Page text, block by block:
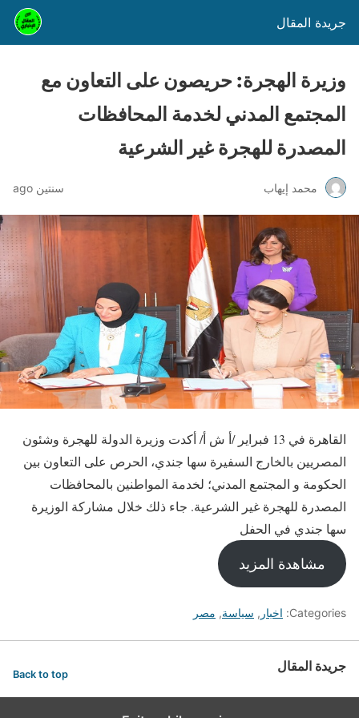
جريدة المقال
وزيرة الهجرة: حريصون على التعاون مع
المجتمع المدني لخدمة المحافظات
المصدرة للهجرة غير الشرعية
محمد إيهاب سنتين ago
القاهرة في 13 فبراير /أ ش أ/ أكدت وزيرة الدولة للهجرة وشئون
المصريين بالخارج السفيرة سها جندي، الحرص على التعاون بين
الحكومة و المجتمع المدني؛ لخدمة المواطنين بالمحافظات
المصدرة للهجرة غير الشرعية. جاء ذلك خلال مشاركة الوزيرة
سها جندي في الحفل
مشاهدة المزيد
Categories: اخبار , سياسة, مصر
جريدة المقال Back to top